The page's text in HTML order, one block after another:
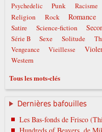
Psychedelic
Punk Racisme
Religion Rock Romance
Satire Science-fiction
Série B
Sexe Solitude
Vengeance Vieillesse
Western
Tous les mots-clés
Dernières bafouilles
Les Bas-fonds de Frisco
Hundreds of Beavers, de